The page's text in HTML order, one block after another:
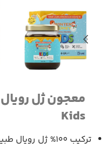
Kids
ترکیب 100% ژل رویال طبیعی با ویتامین‌های ایمن‌کننده. 🌟